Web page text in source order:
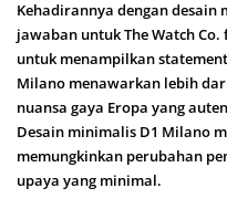
Kehadirannya dengan desain
jawaban untuk The Watch
untuk menampilkan
Milano menawarkan lebih
nuansa gaya Eropa yang
Desain minimalis D1 Milano
memungkinkan perubahan
upaya yang minimal.